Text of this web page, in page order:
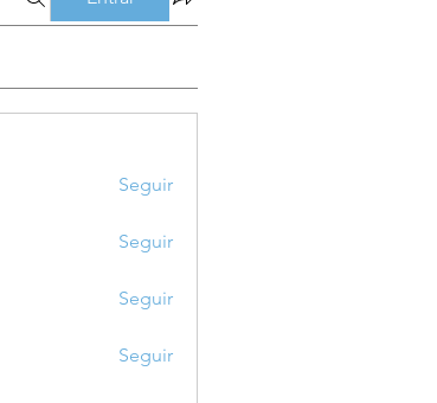
Seguir
Seguir
Seguir
Seguir